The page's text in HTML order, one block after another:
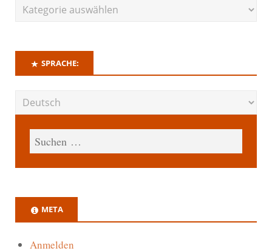
SPRACHE:
META
Anmelden